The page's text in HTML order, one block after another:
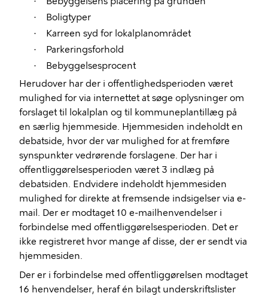
· Boligtyper
· Karreen syd for lokalplanområdet
· Parkeringsforhold
·
Bebyggelsesprocent
Herudover har der i offentlighedsperioden været
mulighed for via internettet at søge oplysninger om
forslaget til lokalplan og til kommuneplantillæg på
en særlig hjemmeside. Hjemmesiden indeholdt en
debatside, hvor der var mulighed for at fremføre
synspunkter vedrørende forslagene. Der har i
offentliggørelsesperioden været 3 indlæg på
debatsiden. Endvidere indeholdt hjemmesiden
mulighed for direkte at fremsende indsigelser via e-
mail. Der er modtaget 10 e-mailhenvendelser i
forbindelse med offentliggørelsesperioden. Det er
ikke registreret hvor mange af disse, der er sendt via
hjemmesiden.
Der er i forbindelse med offentliggørelsen modtaget
16 henvendelser, heraf én bilagt underskriftslister